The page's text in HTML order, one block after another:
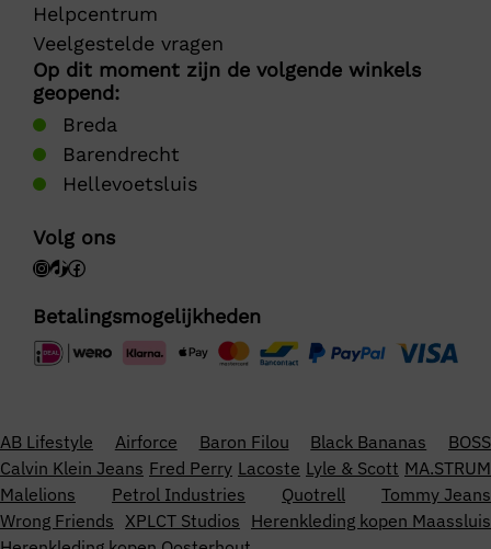
Helpcentrum
Veelgestelde vragen
Op dit moment zijn de volgende winkels
geopend:
Breda
Barendrecht
Hellevoetsluis
Volg ons
Betalingsmogelijkheden
AB Lifestyle Airforce Baron Filou Black Bananas
BOSS
Calvin Klein Jeans Fred Perry Lacoste Lyle & Scott MA.STRUM
Malelions
Petrol Industries Quotrell
Tommy Jeans
Wrong Friends XPLCT Studios Herenkleding kopen Maassluis